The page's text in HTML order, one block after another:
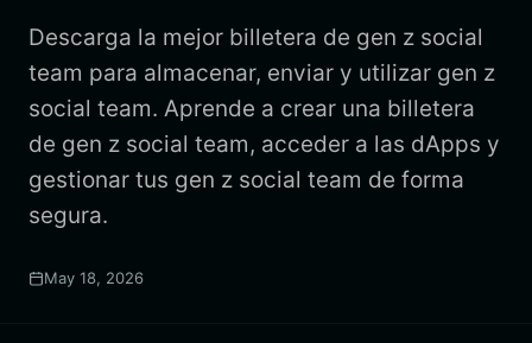
Descarga la mejor billetera de gen z social
team para almacenar, enviar y utilizar gen z
social team. Aprende a crear una billetera
de gen z social team, acceder a las dApps y
gestionar tus gen z social team de forma
segura.
May 18, 2026